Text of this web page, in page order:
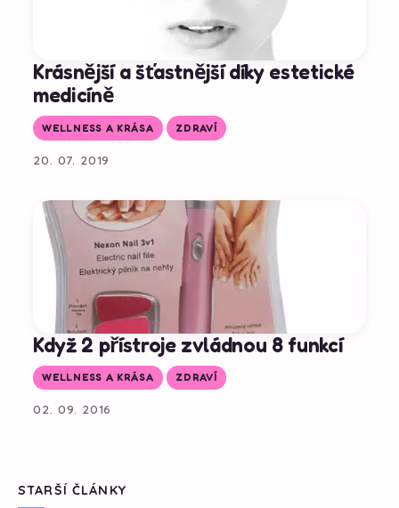
Krásnější a šťastnější díky estetické
medicíně
WELLNESS A KRÁSA ZDRAVÍ
20. 07. 2019
Když 2 přístroje zvládnou 8 funkcí
WELLNESS A KRÁSA ZDRAVÍ
02. 09. 2016
STARŠÍ ČLÁNKY